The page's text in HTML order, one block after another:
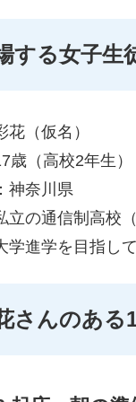
する女子生
花（仮名）
歳（高校2年生）
神奈川県
立の通信制高校
学進学を目指し
さんのある